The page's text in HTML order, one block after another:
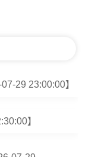
29 23:00:00】
】